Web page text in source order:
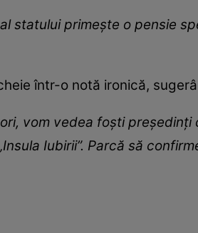
statului primește o pensie
într-o notă ironică,
vom vedea foști
Iubirii”. Parcă să